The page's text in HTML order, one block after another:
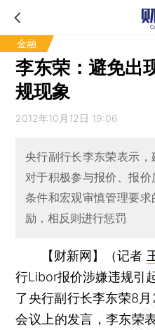
金融
李东荣：避免出
规现象
2012年10月12日 19:06
央行副行长李东荣表示，
对于积极参与报价、报
条件和宏观审慎管理要
励，相反则进行惩罚
【财新网】（记者
行Libor报价涉嫌违规引
了央行副行长李东荣8
会议上的发言，李东荣